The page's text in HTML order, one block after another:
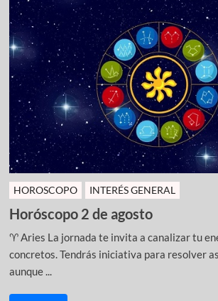
HOROSCOPO INTERÉS GENERAL
Horóscopo 2 de agosto
♈ Aries La jornada te invita a canalizar tu
concretos. Tendrás iniciativa para resolver
aunque ...